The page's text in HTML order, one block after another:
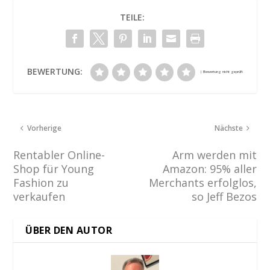
TEILE:
BEWERTUNG:
Vorherige
Rentabler Online-
Shop für Young
Fashion zu
verkaufen
Nächste
Arm werden mit
Amazon: 95% aller
Merchants erfolglos,
so Jeff Bezos
ÜBER DEN AUTOR